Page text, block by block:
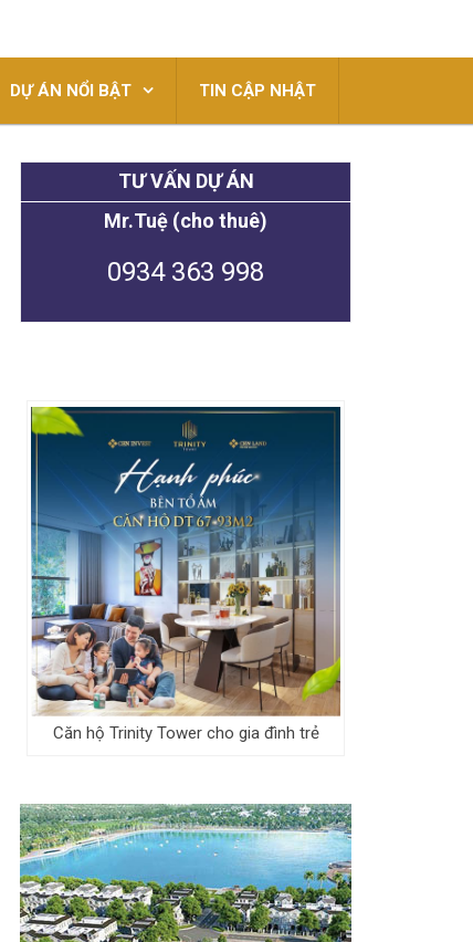
DỰ ÁN NỔI BẬT TIN CẬP NHẬT
TƯ VẤN DỰ ÁN
Mr.Tuệ (cho thuê)
0934 363 998
Căn hộ Trinity Tower cho gia đình trẻ